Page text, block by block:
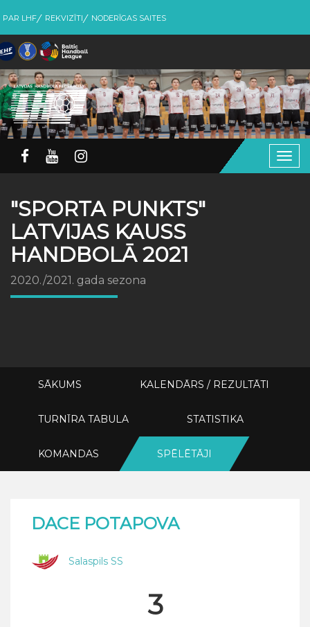
PAR LHF REKVIZĪTI NODERĪGAS SAITES
"SPORTA PUNKTS"
LATVIJAS KAUSS
HANDBOLĀ 2021
2020./2021. gada sezona
SĀKUMS KALENDĀRS / REZULTĀTI
TURNĪRA TABULA STATISTIKA
KOMANDAS SPĒLĒTĀJI
DACE POTAPOVA
Salaspils SS
3